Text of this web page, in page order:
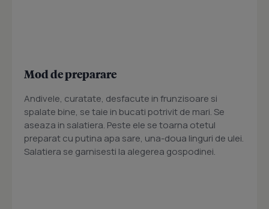
Mod de preparare
Andivele, curatate, desfacute in frunzisoare si
spalate bine, se taie in bucati potrivit de mari. Se
aseaza in salatiera. Peste ele se toarna otetul
preparat cu putina apa sare, una-doua linguri de ulei.
Salatiera se garnisesti la alegerea gospodinei.